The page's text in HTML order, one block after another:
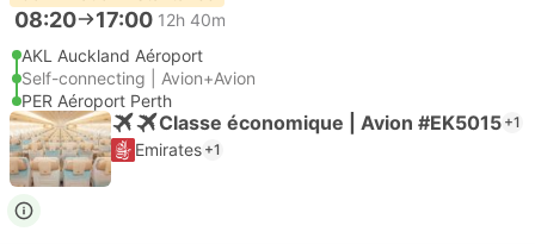
08:20 17:00 12h 40m
AKL Auckland Aéroport
Self-connecting | Avion+Avion
PER Aéroport Perth
Classe économique | Avion #EK5015 +1
Emirates +1